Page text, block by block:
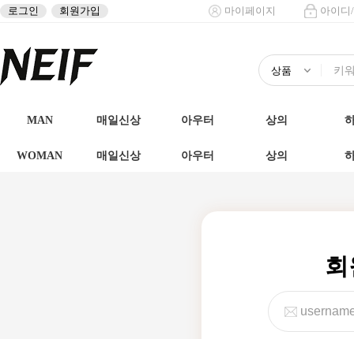
로그인 회원가입 마이페이지 아이디
MAN 매일신상 아우터 상의
WOMAN 매일신상 아우터 상의